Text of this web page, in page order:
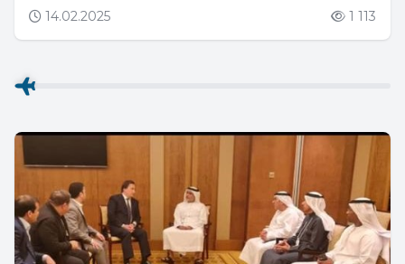
адлия Розиқзода Алихон Абдулҳаким
14.02.2025 1 113